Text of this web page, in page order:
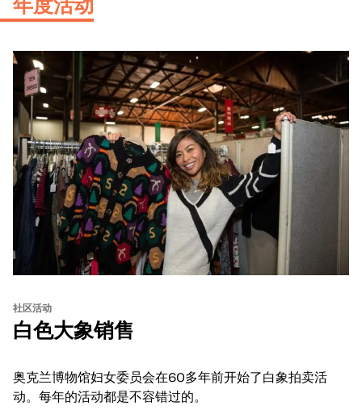
年度活动
社区活动
白色大象销售
奥克兰博物馆妇女委员会在60多年前开始了白象拍卖活
动。每年的活动都是不容错过的。